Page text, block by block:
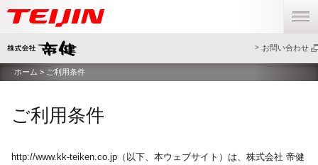
お問い合わせ
ホーム > ご利用条件
ご利用条件
http://www.kk-teiken.co.jp（以下、本ウェブサイト）は、株式会社 帝健